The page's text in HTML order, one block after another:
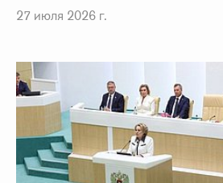
27 июля 2026 г.